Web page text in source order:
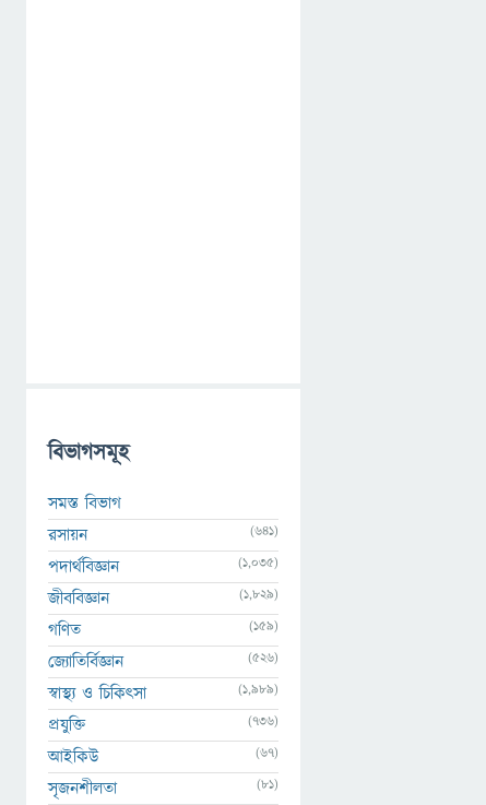
বিভাগসমূহ
সমস্ত বিভাগ
রসায়ন
(641)
পদার্থবিজ্ঞান (1,035)
জীববিজ্ঞান (1,829)
গণিত (159)
জ্যোতির্বিজ্ঞান (526)
স্বাস্থ্য ও চিকিৎসা (1,989)
প্রযুক্তি (736)
আইকিউ (67)
সৃজনশীলতা (81)